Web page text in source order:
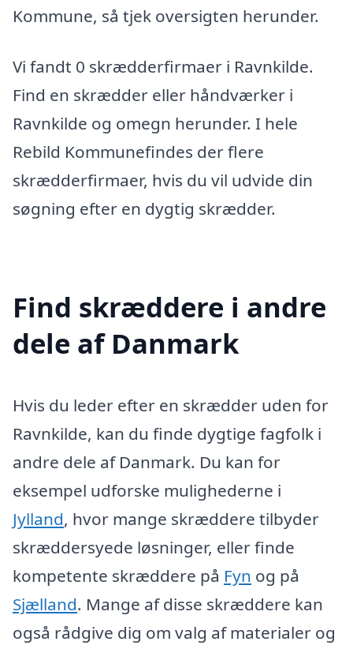
Kommune, så tjek oversigten herunder.
Vi fandt 0 skrædderfirmaer i Ravnkilde.
Find en skrædder eller håndværker i
Ravnkilde og omegn herunder. I hele
Rebild Kommunefindes der flere
skrædderfirmaer, hvis du vil udvide din
søgning efter en dygtig skrædder.
Find skræddere i andre
dele af Danmark
Hvis du leder efter en skrædder uden for
Ravnkilde, kan du finde dygtige fagfolk i
andre dele af Danmark. Du kan for
eksempel udforske mulighederne i
Jylland, hvor mange skræddere tilbyder
skræddersyede løsninger, eller finde
kompetente skræddere på Fyn og på
Sjælland. Mange af disse skræddere kan
også rådgive dig om valg af materialer og